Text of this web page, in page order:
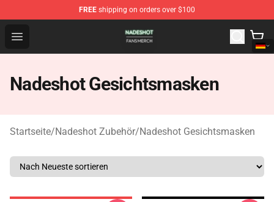
FREE shipping on orders over $100
Open menu
Nadeshot Shop - Official Nadeshot Merchandise Store
Nadeshot Gesichtsmasken
Startseite/Nadeshot Zubehör/Nadeshot Gesichtsmasken